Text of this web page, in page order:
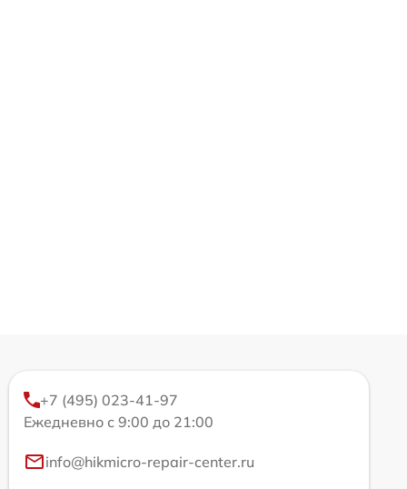
+7 (495) 023-41-97
Ежедневно с 9:00 до 21:00
info@hikmicro-repair-center.ru